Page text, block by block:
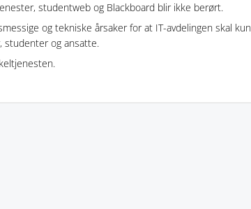
studentweb og Blackboard blir ikke berørt.
og tekniske årsaker for at IT-avdelingen skal
studenter og ansatte.